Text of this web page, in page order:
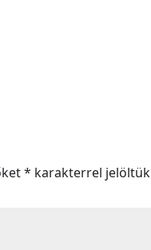
* karakterrel jelöltük